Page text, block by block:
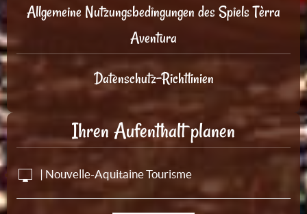
Allgemeine Nutzungsbedingungen des Spiels Tèrra
Aventura
Datenschutz-Richtlinien
Ihren Aufenthalt planen
| Nouvelle-Aquitaine Tourisme